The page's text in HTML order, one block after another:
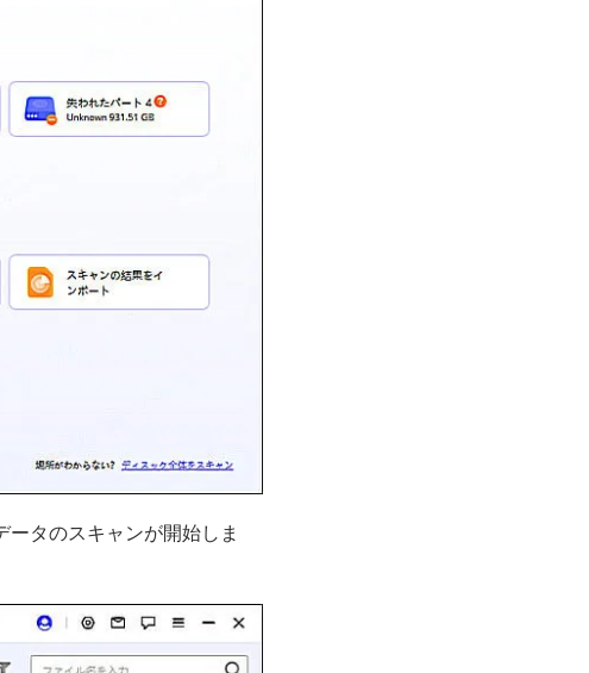
タのスキャンが開始しま